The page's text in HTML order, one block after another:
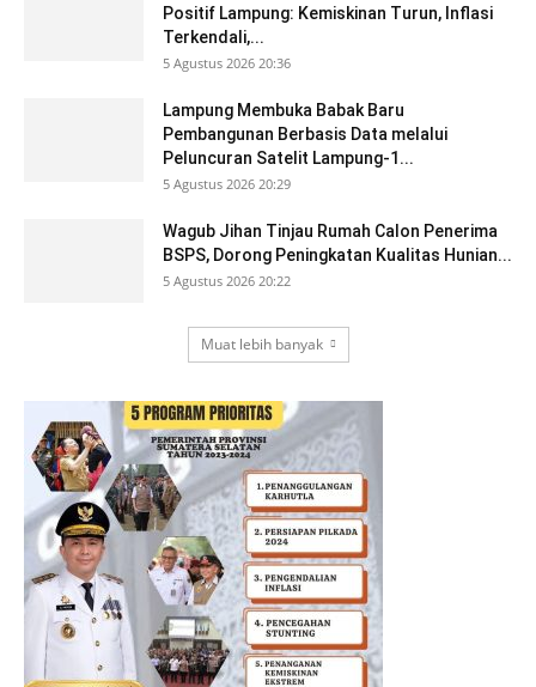
Positif Lampung: Kemiskinan Turun, Inflasi
Terkendali,...
5 Agustus 2026 20:36
Lampung Membuka Babak Baru
Pembangunan Berbasis Data melalui
Peluncuran Satelit Lampung-1...
5 Agustus 2026 20:29
Wagub Jihan Tinjau Rumah Calon Penerima
BSPS, Dorong Peningkatan Kualitas Hunian...
5 Agustus 2026 20:22
Muat lebih banyak